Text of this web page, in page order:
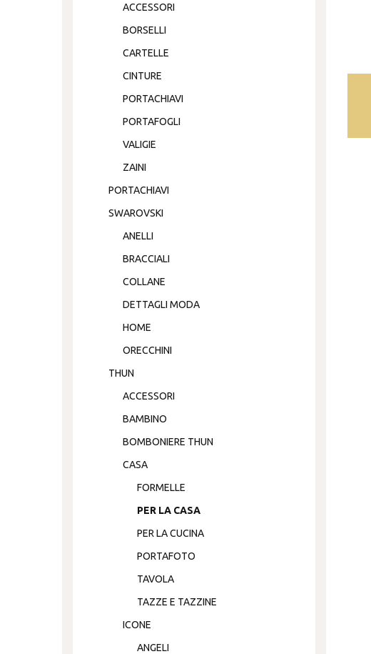
ACCESSORI
BORSELLI
CARTELLE
CINTURE
PORTACHIAVI
PORTAFOGLI
VALIGIE
ZAINI
PORTACHIAVI
SWAROVSKI
ANELLI
BRACCIALI
COLLANE
DETTAGLI MODA
HOME
ORECCHINI
THUN
ACCESSORI
BAMBINO
BOMBONIERE THUN
CASA
FORMELLE
PER LA CASA
PER LA CUCINA
PORTAFOTO
TAVOLA
TAZZE E TAZZINE
ICONE
ANGELI